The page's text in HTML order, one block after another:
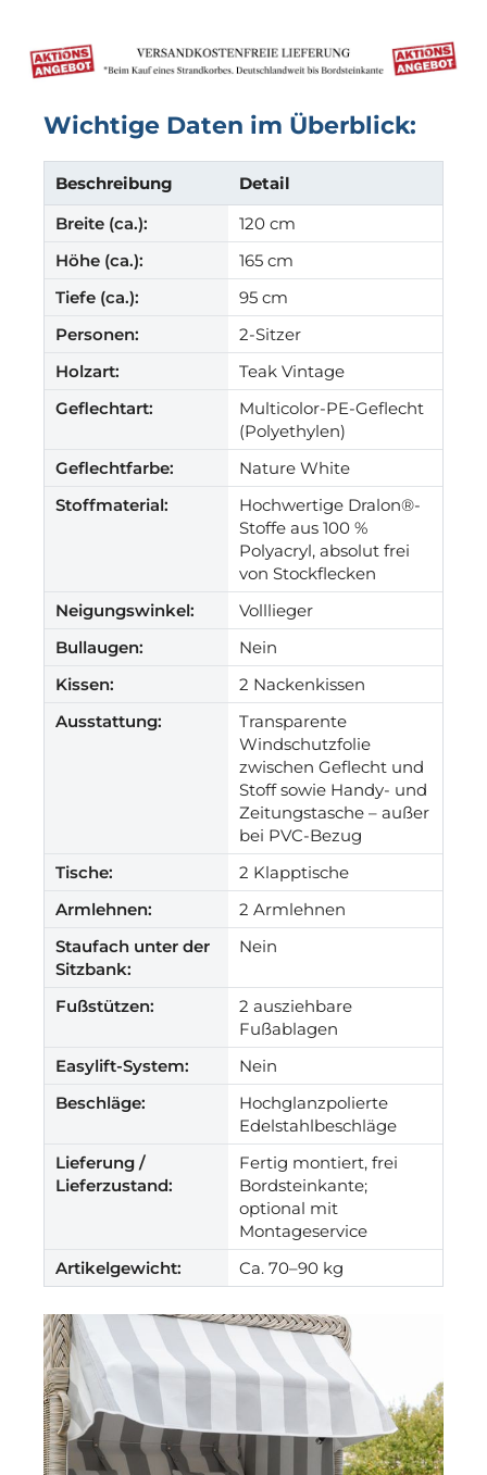
Wichtige Daten im Überblick:
Beschreibung
Detail
Breite (ca.):
120 cm
Höhe (ca.):
165 cm
Tiefe (ca.):
95 cm
Personen:
2-Sitzer
Holzart:
Teak Vintage
Geflechtart:
Multicolor-PE-Geflecht
(Polyethylen)
Geflechtfarbe:
Nature White
Stoffmaterial:
Hochwertige Dralon®-
Stoffe aus 100 %
Polyacryl, absolut frei
von Stockflecken
Neigungswinkel:
Volllieger
Bullaugen:
Nein
Kissen:
2 Nackenkissen
Ausstattung:
Transparente
Windschutzfolie
zwischen Geflecht und
Stoff sowie Handy- und
Zeitungstasche – außer
bei PVC-Bezug
Tische:
2 Klapptische
Armlehnen:
2 Armlehnen
Staufach unter der
Sitzbank:
Nein
Fußstützen:
2 ausziehbare
Fußablagen
Easylift-System:
Nein
Beschläge:
Hochglanzpolierte
Edelstahlbeschläge
Lieferung /
Lieferzustand:
Fertig montiert, frei
Bordsteinkante;
optional mit
Montageservice
Artikelgewicht:
Ca. 70–90 kg